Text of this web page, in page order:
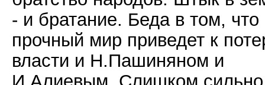
- и братание. Беда в том, что
прочный мир приведет к
власти и Н.Пашиняном и
И.Алиевым. Слишком сильно